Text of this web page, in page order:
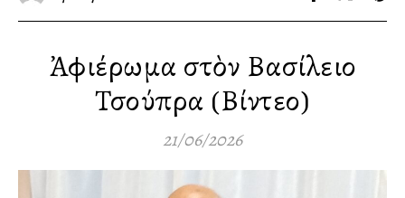
Ἀφιέρωμα στὸν Βασίλειο
Τσούπρα (Βίντεο)
21/06/2026